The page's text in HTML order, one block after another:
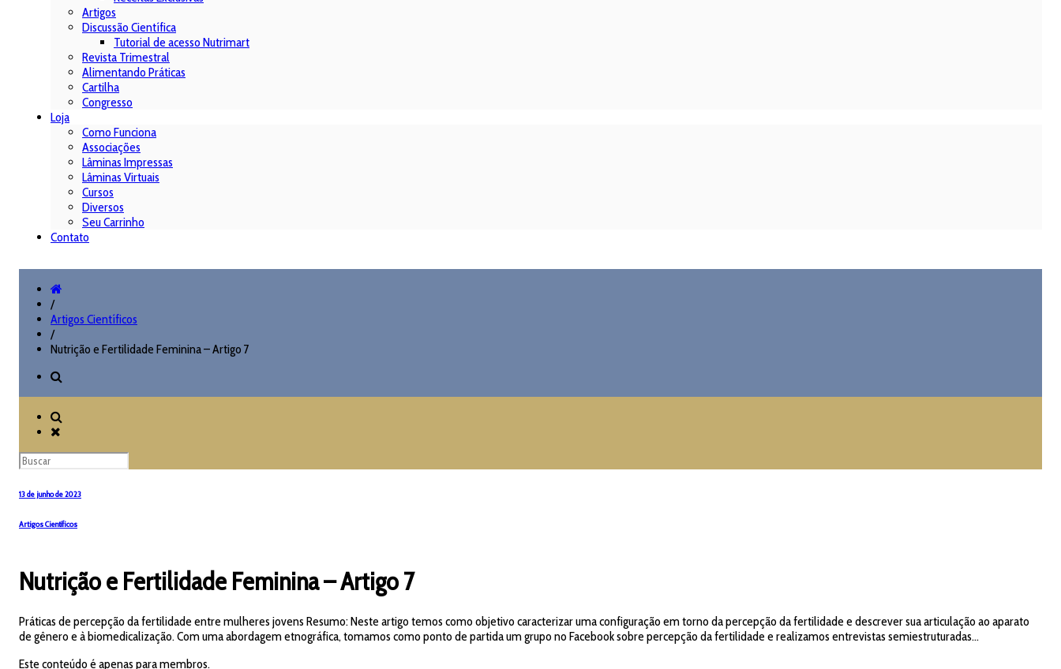
Artigos
Discussão Científica
Tutorial de acesso Nutrimart
Revista Trimestral
Alimentando Práticas
Cartilha
Congresso
Loja
Como Funciona
Associações
Lâminas Impressas
Lâminas Virtuais
Cursos
Diversos
Seu Carrinho
Contato
/
Artigos Científicos
/
Nutrição e Fertilidade Feminina – Artigo 7
13 de junho de 2023
Artigos Científicos
Nutrição e Fertilidade Feminina – Artigo 7
Práticas de percepção da fertilidade entre mulheres jovens Resumo: Neste artigo temos como objetivo caracterizar uma configuração em torno da percepção da fertilidade e descrever sua articulação ao aparato
de gênero e à biomedicalização. Com uma abordagem etnográfica, tomamos como ponto de partida um grupo no Facebook sobre percepção da fertilidade e realizamos entrevistas semiestruturadas...
Este conteúdo é apenas para membros.